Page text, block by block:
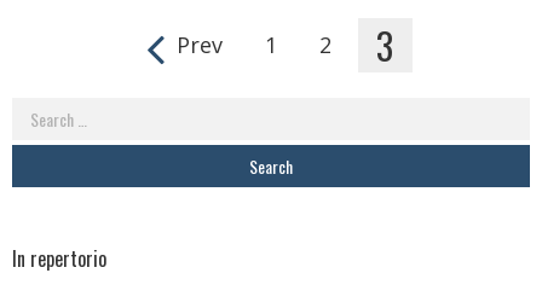
Prev 1 2 3
Search
In repertorio